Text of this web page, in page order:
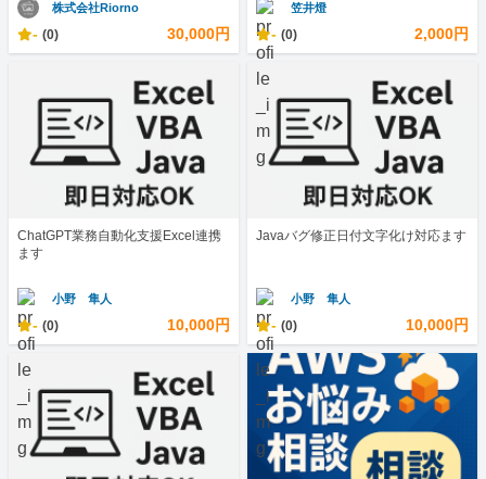
株式会社Riorno
- (0) 30,000円
笠井燈
- (0) 2,000円
ChatGPT業務自動化支援Excel連携
ます
小野 隼人
- (0) 10,000円
Javaバグ修正日付文字化け対応ます
小野 隼人
- (0) 10,000円